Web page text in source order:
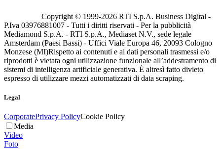
Copyright © 1999-2026 RTI S.p.A. Business Digital -
P.Iva 03976881007 - Tutti i diritti riservati - Per la pubblicità
Mediamond S.p.A. - RTI S.p.A., Mediaset N.V., sede legale
Amsterdam (Paesi Bassi) - Uffici Viale Europa 46, 20093 Cologno
Monzese (MI)Rispetto ai contenuti e ai dati personali trasmessi e/o
riprodotti è vietata ogni utilizzazione funzionale all’addestramento di
sistemi di intelligenza artificiale generativa. È altresì fatto divieto
espresso di utilizzare mezzi automatizzati di data scraping.
Legal
CorporatePrivacy PolicyCookie Policy
Media
Video
Foto